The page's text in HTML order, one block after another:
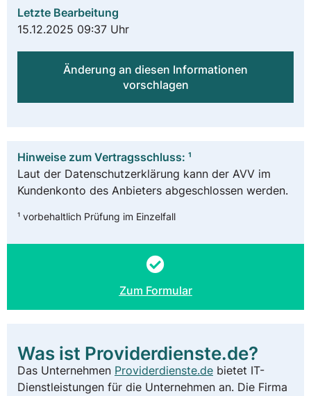
Letzte Bearbeitung
15.12.2025 09:37 Uhr
Änderung an diesen Informationen
vorschlagen
Hinweise zum Vertragsschluss: ¹
Laut der Datenschutzerklärung kann der AVV im
Kundenkonto des Anbieters abgeschlossen werden.
¹ vorbehaltlich Prüfung im Einzelfall
Zum Formular
Was ist Providerdienste.de?
Das Unternehmen Providerdienste.de bietet IT-
Dienstleistungen für die Unternehmen an. Die Firma